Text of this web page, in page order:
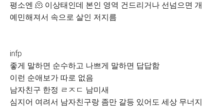
평소엔 🫠 이상태인데 본인 영역 건드리거나 선넘으면 개
예민해져서 속으로 살인 저지름
infp
좋게 말하면 순수하고 나쁘게 말하면 답답함
이런 순애보가 따로 없음
남자친구 한정 ㄹㅈㄷ 남미새
심지어 여려서 남자친구랑 좀만 갈등 있어도 세상 무너지